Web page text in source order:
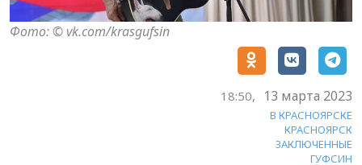
Фото: © vk.com/krasgufsin
18:50, 13 марта 2023
В КРАСНОЯРСКЕ
КРАСНОЯРСК
ЗАКЛЮЧЕННЫЕ
ГУФСИН